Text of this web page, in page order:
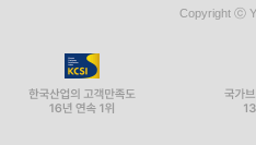
Copyright ⓒ